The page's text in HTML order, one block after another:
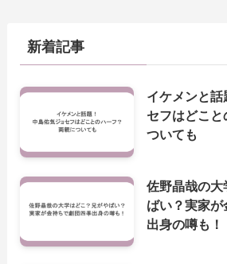
新着記事
イケメンと話
セフはどこ
ついても
佐野晶哉の
ばい？実家
出身の噂も！